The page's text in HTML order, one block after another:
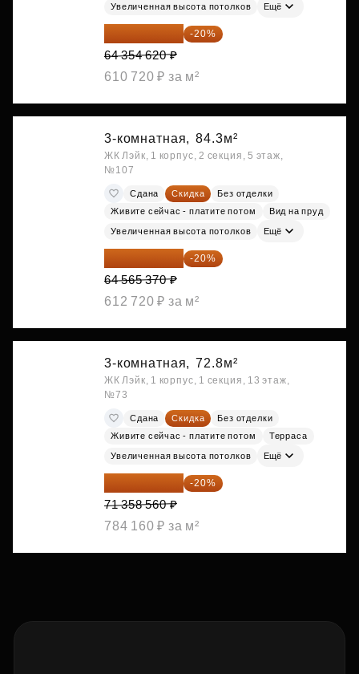
Увеличенная высота потолков Ещё
51 483 696 ₽ -20%
64 354 620 ₽
610 720 ₽ за м²
3-комнатная, 84.3м²
ЖК Лэйк, 1 корпус, 2 секция, 5 этаж,
№107
Сдана Скидка
Без отделки
Живите сейчас - платите потом
Вид на пруд
Увеличенная высота потолков Ещё
51 652 296 ₽ -20%
64 565 370 ₽
612 720 ₽ за м²
3-комнатная, 72.8м²
ЖК Лэйк, 1 корпус, 1 секция, 13 этаж,
№73
Сдана Скидка
Без отделки
Живите сейчас - платите потом
Терраса
Увеличенная высота потолков Ещё
57 086 848 ₽ -20%
71 358 560 ₽
784 160 ₽ за м²